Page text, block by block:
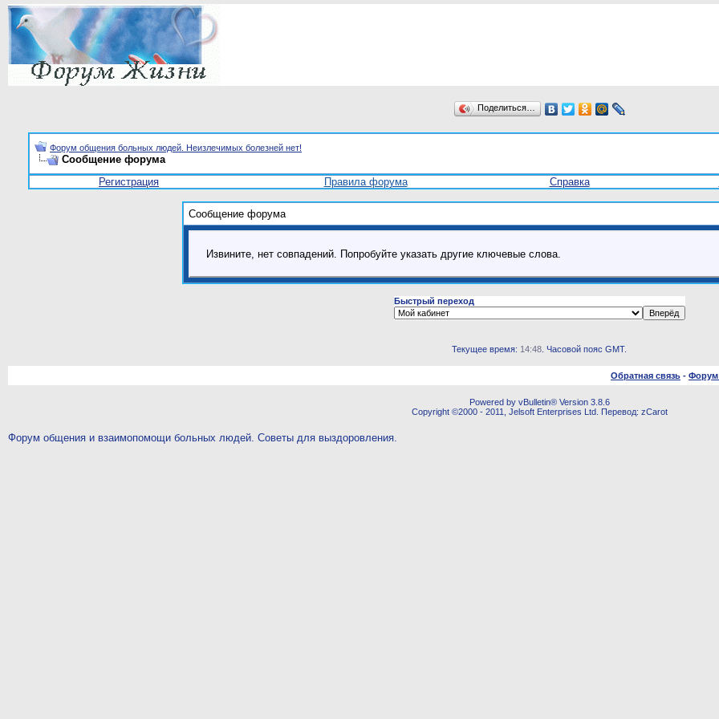
Поделиться…
Форум общения больных людей. Неизлечимых болезней нет!
Сообщение форума
Регистрация Правила форума Справка
Сообщение форума
Извините, нет совпадений. Попробуйте указать другие ключевые слова.
Быстрый переход
Текущее время: 14:48 . Часовой пояс GMT.
Обратная связь - Форум
Powered by vBulletin® Version 3.8.6
Copyright ©2000 - 2011, Jelsoft Enterprises Ltd. Перевод: zCarot
Форум общения и взаимопомощи больных людей. Советы для выздоровления.